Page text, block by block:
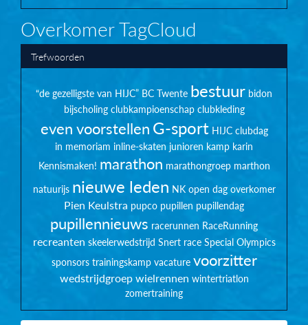
Overkomer TagCloud
Trefwoorden
“de gezelligste van HIJC” BC Twente bestuur bidon
bijscholing clubkampioenschap clubkleding
even voorstellenG-sport HIJC clubdag
in memoriam inline-skaten junioren kamp karin
Kennismaken! marathon marathongroep marthon
natuurijs nieuwe leden NK open dag overkomer
Pien Keulstra pupco pupillen pupillendag
pupillennieuws racerunnen RaceRunning
recreanten skeelerwedstrijd Snert race Special Olympics
sponsors trainingskamp vacature voorzitter
wedstrijdgroepwielrennen wintertriatlon
zomertraining